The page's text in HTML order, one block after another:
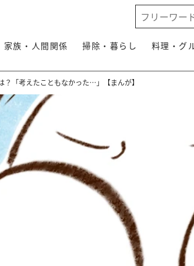
家族・人間関係 掃除・暮らし 料理・グ
「考えたこともなかった…」【まんが】